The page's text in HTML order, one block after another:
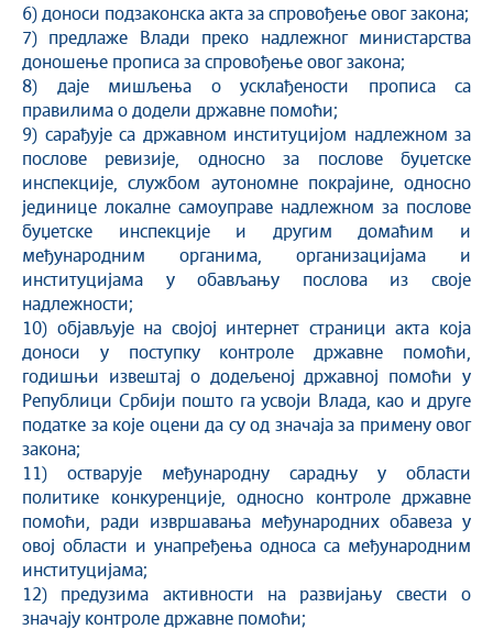
6) доноси подзаконска акта за спровођење овог закона;
7) предлаже Влади преко надлежног министарства
доношење прописа за спровођење овог закона;
8) даје мишљења о усклађености прописа са
правилима о додели државне помоћи;
9) сарађује са државном институцијом надлежном за
послове ревизије, односно за послове буџетске
инспекције, службом аутономне покрајине, односно
јединице локалне самоуправе надлежном за послове
буџетске инспекције и другим домаћим и
међународним органима, организацијама и
институцијама у обављању послова из своје
надлежности;
10) објављује на својој интернет страници акта која
доноси у поступку контроле државне помоћи,
годишњи извештај о додељеној државној помоћи у
Републици Србији пошто га усвоји Влада, као и друге
податке за које оцени да су од значаја за примену овог
закона;
11) остварује међународну сарадњу у области
политике конкуренције, односно контроле државне
помоћи, ради извршавања међународних обавеза у
овој области и унапређења односа са међународним
институцијама;
12) предузима активности на развијању свести о
значају контроле државне помоћи;